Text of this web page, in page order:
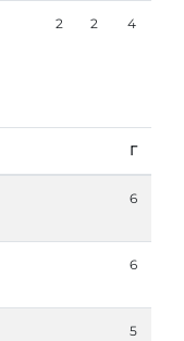
2 2 4
Г
6
6
5